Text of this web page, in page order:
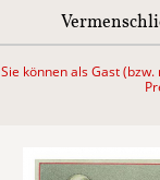
Sie können als Gast